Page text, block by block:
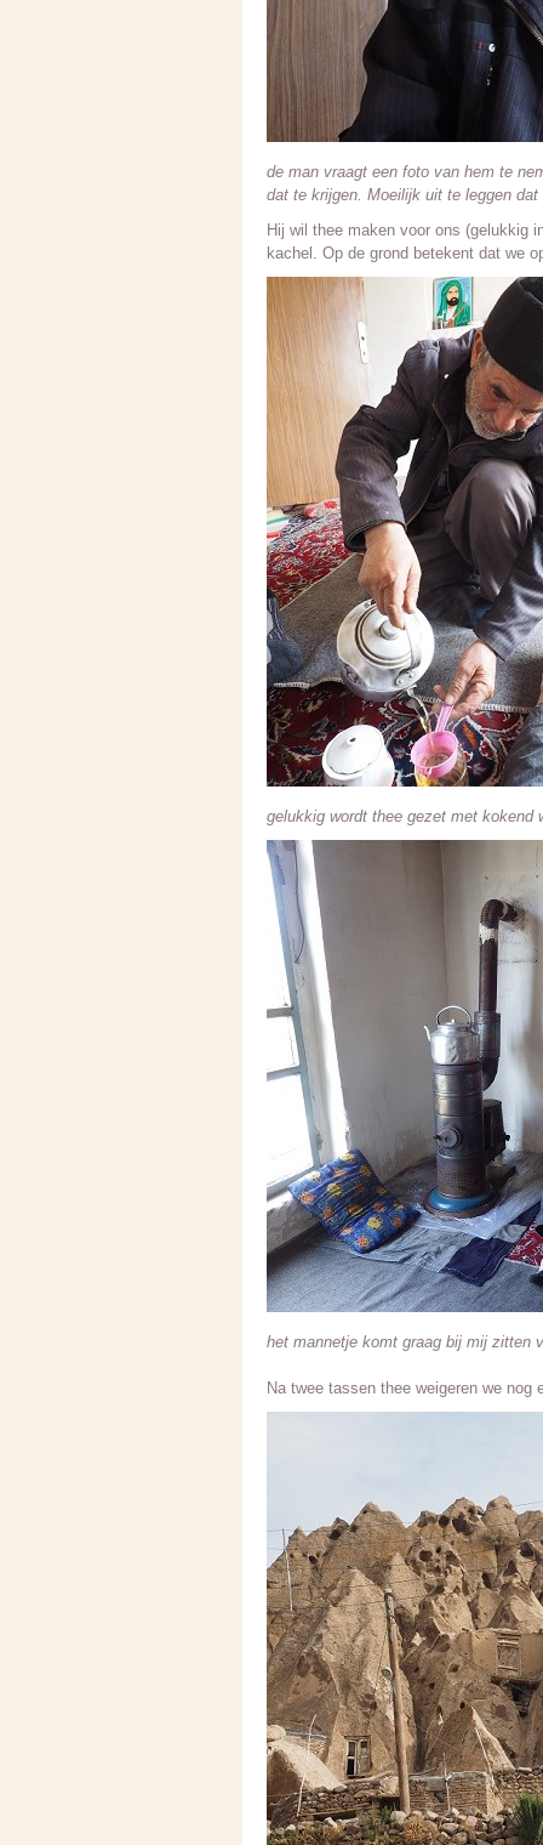
de man vraagt een foto van hem te
dat te krijgen. Moeilijk uit te leggen
Hij wil thee maken voor ons (gelukkig
kachel. Op de grond betekent dat we
gelukkig wordt thee gezet met kokend
het mannetje komt graag bij mij zitten
Na twee tassen thee weigeren we nog